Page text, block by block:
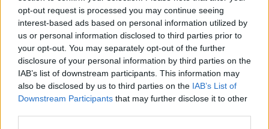
opt-out request is processed you may continue seeing
interest-based ads based on personal information utilized by
us or personal information disclosed to third parties prior to
your opt-out. You may separately opt-out of the further
disclosure of your personal information by third parties on the
IAB’s list of downstream participants. This information may
also be disclosed by us to third parties on the IAB’s List of
Downstream Participants that may further disclose it to other
pediatrycznego, który oddaje pacjenta a
fizjoterapeutą z ośrodka dla dorosłych, który
go przejmuje. Pewne różnice w sposobie
wykonywania testów funkcjonalnych mogą
bowiem doprowadzić do błędnych ocen
stanu pacjenta, co może skutkować